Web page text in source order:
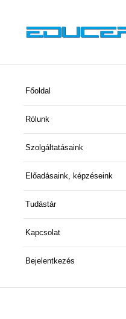
Főoldal
Rólunk
Szolgáltatásaink
Előadásaink, képzéseink
Tudástár
Kapcsolat
Bejelentkezés